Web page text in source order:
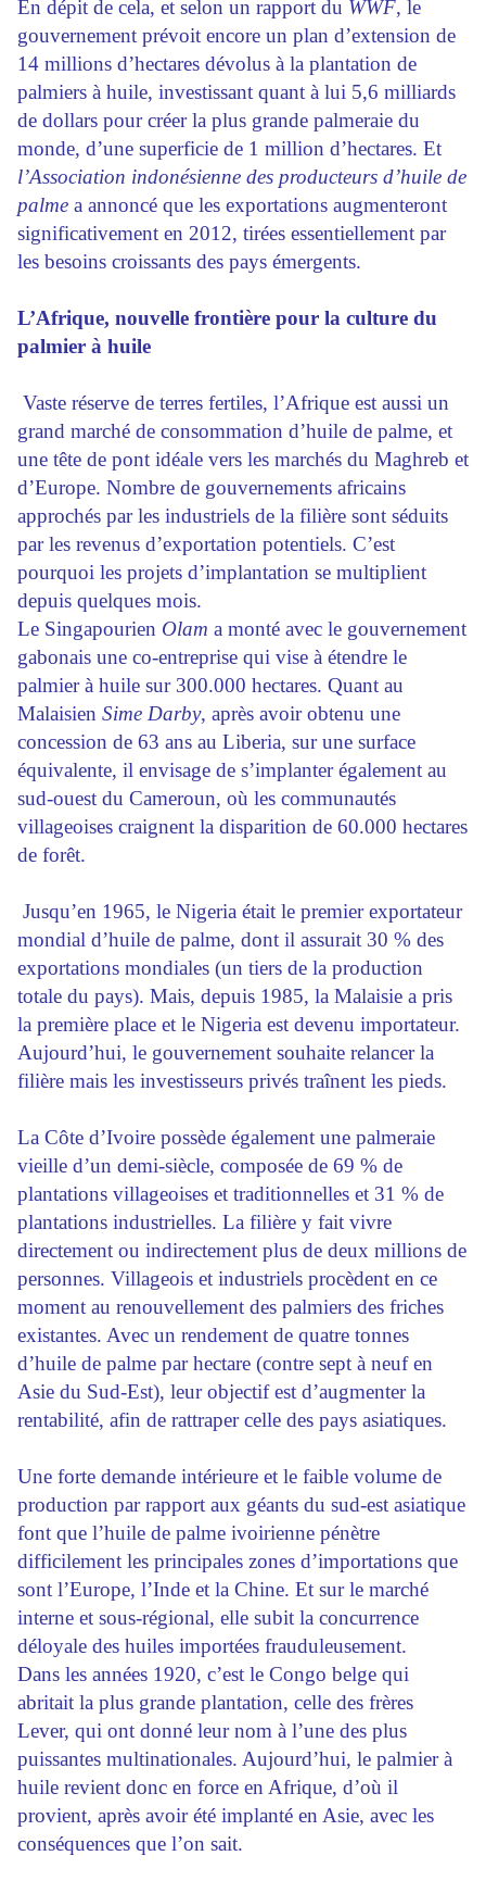
En dépit de cela, et selon un rapport du WWF, le
gouvernement prévoit encore un plan d’extension de
14 millions d’hectares dévolus à la plantation de
palmiers à huile, investissant quant à lui 5,6 milliards
de dollars pour créer la plus grande palmeraie du
monde, d’une superficie de 1 million d’hectares. Et
l’Association indonésienne des producteurs d’huile de
palme a annoncé que les exportations augmenteront
significativement en 2012, tirées essentiellement par
les besoins croissants des pays émergents.
L’Afrique, nouvelle frontière pour la culture du
palmier à huile
Vaste réserve de terres fertiles, l’Afrique est aussi un
grand marché de consommation d’huile de palme, et
une tête de pont idéale vers les marchés du Maghreb et
d’Europe. Nombre de gouvernements africains
approchés par les industriels de la filière sont séduits
par les revenus d’exportation potentiels. C’est
pourquoi les projets d’implantation se multiplient
depuis quelques mois.
Le Singapourien Olam a monté avec le gouvernement
gabonais une co-entreprise qui vise à étendre le
palmier à huile sur 300.000 hectares. Quant au
Malaisien Sime Darby, après avoir obtenu une
concession de 63 ans au Liberia, sur une surface
équivalente, il envisage de s’implanter également au
sud-ouest du Cameroun, où les communautés
villageoises craignent la disparition de 60.000 hectares
de forêt.
Jusqu’en 1965, le Nigeria était le premier exportateur
mondial d’huile de palme, dont il assurait 30 % des
exportations mondiales (un tiers de la production
totale du pays). Mais, depuis 1985, la Malaisie a pris
la première place et le Nigeria est devenu importateur.
Aujourd’hui, le gouvernement souhaite relancer la
filière mais les investisseurs privés traînent les pieds.
La Côte d’Ivoire possède également une palmeraie
vieille d’un demi-siècle, composée de 69 % de
plantations villageoises et traditionnelles et 31 % de
plantations industrielles. La filière y fait vivre
directement ou indirectement plus de deux millions de
personnes. Villageois et industriels procèdent en ce
moment au renouvellement des palmiers des friches
existantes. Avec un rendement de quatre tonnes
d’huile de palme par hectare (contre sept à neuf en
Asie du Sud-Est), leur objectif est d’augmenter la
rentabilité, afin de rattraper celle des pays asiatiques.
Une forte demande intérieure et le faible volume de
production par rapport aux géants du sud-est asiatique
font que l’huile de palme ivoirienne pénètre
difficilement les principales zones d’importations que
sont l’Europe, l’Inde et la Chine. Et sur le marché
interne et sous-régional, elle subit la concurrence
déloyale des huiles importées frauduleusement.
Dans les années 1920, c’est le Congo belge qui
abritait la plus grande plantation, celle des frères
Lever, qui ont donné leur nom à l’une des plus
puissantes multinationales. Aujourd’hui, le palmier à
huile revient donc en force en Afrique, d’où il
provient, après avoir été implanté en Asie, avec les
conséquences que l’on sait.